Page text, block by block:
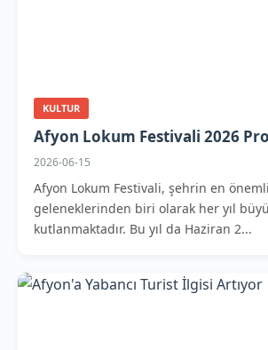
KULTUR
Afyon Lokum Festivali 2026
2026-06-15
Afyon Lokum Festivali, şehrin en önemli
geleneklerinden biri olarak her yıl
kutlanmaktadır. Bu yıl da Haziran 2...